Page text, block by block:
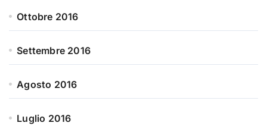
Ottobre 2016
Settembre 2016
Agosto 2016
Luglio 2016